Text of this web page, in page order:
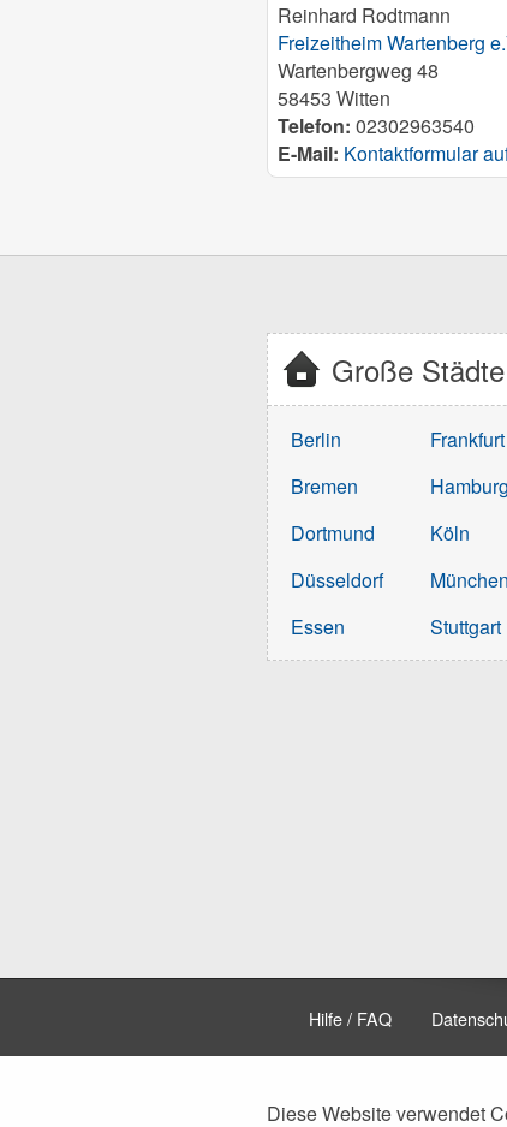
Reinhard Rodtmann
Freizeitheim Wartenberg
Wartenbergweg 48
58453 Witten
Telefon: 02302963540
E-Mail: Kontaktformular
Große Städte
Berlin
Bremen
Dortmund
Düsseldorf
Essen
Hamburg
Köln
München
Stuttgart
Hilfe / FAQ
Diese Website verwendet